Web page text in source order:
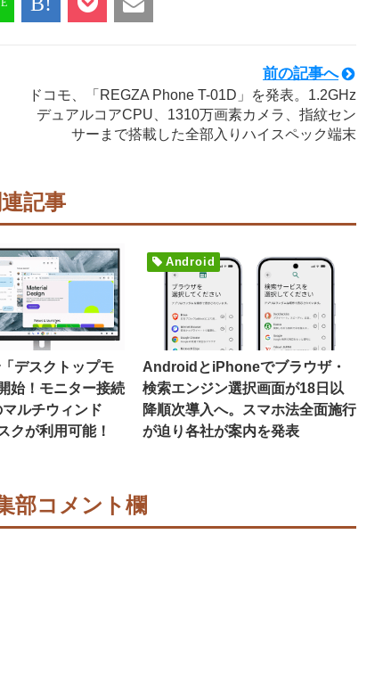
前の記事へ
ドコモ、「REGZA Phone T-01D」を発表。1.2GHz
デュアルコアCPU、1310万画素カメラ、指紋セン
サーまで搭載した全部入りハイスペック端末
記事
デスクトップモ
始！モニター接続
ルチウィンド
クが利用可能！
Android
AndroidとiPhoneでブラウザ・
検索エンジン選択画面が18日以
降順次導入へ。スマホ法全面施行
が迫り各社が案内を発表
部コメント欄